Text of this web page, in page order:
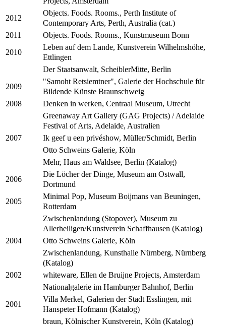
2012
Objects. Foods. Rooms., Perth Institute of
Contemporary Arts, Perth, Australia (cat.)
2011 Objects. Foods. Rooms., Kunstmuseum Bonn
2010
Leben auf dem Lande, Kunstverein Wilhelmshöhe,
Ettlingen
Der Staatsanwalt, ScheiblerMitte, Berlin
2009
"Samoht Retsiemtner", Galerie der Hochschule für
Bildende Künste Braunschweig
2008
Denken in werken, Centraal Museum, Utrecht
Greenaway Art Gallery (GAG Projects) / Adelaide
Festival of Arts, Adelaide, Australien
2007
Ik geef u een privéshow, Müller/Schmidt, Berlin
Otto Schweins Galerie, Köln
Mehr, Haus am Waldsee, Berlin (Katalog)
2006
Die Löcher der Dinge, Museum am Ostwall,
Dortmund
2005
Minimal Pop, Museum Boijmans van Beuningen,
Rotterdam
Zwischenlandung (Stopover), Museum zu
Allerheiligen/Kunstverein Schaffhausen (Katalog)
2004
Otto Schweins Galerie, Köln
Zwischenlandung, Kunsthalle Nürnberg, Nürnberg
(Katalog)
2002
whiteware, Ellen de Bruijne Projects, Amsterdam
Nationalgalerie im Hamburger Bahnhof, Berlin
2001
Villa Merkel, Galerien der Stadt Esslingen, mit
Hanspeter Hofmann (Katalog)
braun, Kölnischer Kunstverein, Köln (Katalog)